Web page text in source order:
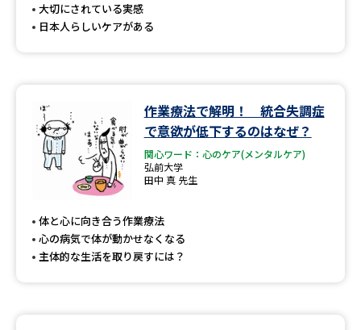
大切にされている実感
日本人らしいケアがある
作業療法で解明！ 統合失調症
で意欲が低下するのはなぜ？
関心ワード：心のケア(メンタルケア)
弘前大学
田中 真 先生
体と心に向き合う作業療法
心の病気で体が動かせなくなる
主体的な生活を取り戻すには？